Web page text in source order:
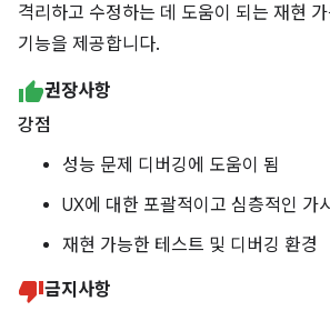
격리하고 수정하는 데 도움이 되는 재현
기능을 제공합니다.
권장사항
강점
성능 문제 디버깅에 도움이 됨
UX에 대한 포괄적이고 심층적인 가
재현 가능한 테스트 및 디버깅 환경
금지사항